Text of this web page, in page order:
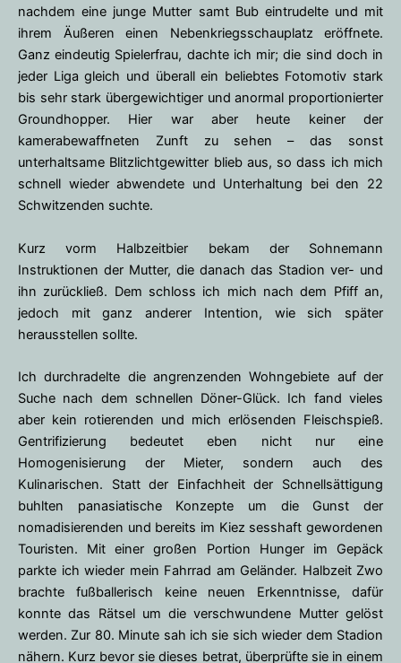
nachdem eine junge Mutter samt Bub eintrudelte und mit
ihrem Äußeren einen Nebenkriegsschauplatz eröffnete.
Ganz eindeutig Spielerfrau, dachte ich mir; die sind doch in
jeder Liga gleich und überall ein beliebtes Fotomotiv stark
bis sehr stark übergewichtiger und anormal proportionierter
Groundhopper. Hier war aber heute keiner der
kamerabewaffneten Zunft zu sehen – das sonst
unterhaltsame Blitzlichtgewitter blieb aus, so dass ich mich
schnell wieder abwendete und Unterhaltung bei den 22
Schwitzenden suchte.
Kurz vorm Halbzeitbier bekam der Sohnemann
Instruktionen der Mutter, die danach das Stadion ver- und
ihn zurückließ. Dem schloss ich mich nach dem Pfiff an,
jedoch mit ganz anderer Intention, wie sich später
herausstellen sollte.
Ich durchradelte die angrenzenden Wohngebiete auf der
Suche nach dem schnellen Döner-Glück. Ich fand vieles
aber kein rotierenden und mich erlösenden Fleischspieß.
Gentrifizierung bedeutet eben nicht nur eine
Homogenisierung der Mieter, sondern auch des
Kulinarischen. Statt der Einfachheit der Schnellsättigung
buhlten panasiatische Konzepte um die Gunst der
nomadisierenden und bereits im Kiez sesshaft gewordenen
Touristen. Mit einer großen Portion Hunger im Gepäck
parkte ich wieder mein Fahrrad am Geländer. Halbzeit Zwo
brachte fußballerisch keine neuen Erkenntnisse, dafür
konnte das Rätsel um die verschwundene Mutter gelöst
werden. Zur 80. Minute sah ich sie sich wieder dem Stadion
nähern. Kurz bevor sie dieses betrat, überprüfte sie in einem